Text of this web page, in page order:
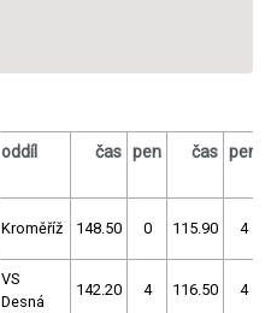
oddíl čas pen čas pen
Kroměříž 148.50 0 115.90 4
VS
Desná
142.20 4 116.50 4